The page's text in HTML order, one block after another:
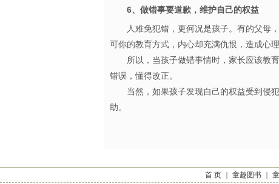
6、做错事要道歉，维护自己的权益
人难免犯错，更何况是孩子。有的父母
可你的教育方式，内心却充满仇恨，造成
所以，当孩子做错事情时，家长应该教育
错误，懂得改正。
当然，如果孩子发现自己的权益受到侵犯
助。
首 页｜ 童趣图书｜